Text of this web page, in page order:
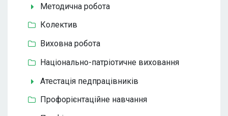
Методична робота
Колектив
Виховна робота
Національно-патріотичне виховання
Атестація педпрацівників
Профорієнтаційне навчання